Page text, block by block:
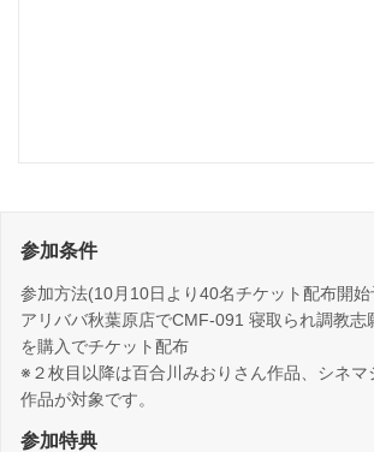
参加条件
参加方法(10月10日より40名チケット配布開始
アリババ秋葉原店でCMF-091 寝取られ調教
を購入でチケット配布
※２枚目以降は百合川みおりさん作品、シネマ
作品が対象です。
参加特典